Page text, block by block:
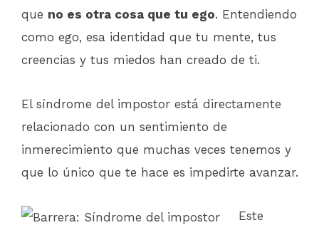
que no es otra cosa que tu ego. Entendiendo
como ego, esa identidad que tu mente, tus
creencias y tus miedos han creado de ti.
El síndrome del impostor está directamente
relacionado con un sentimiento de
inmerecimiento que muchas veces tenemos y
que lo único que te hace es impedirte avanzar.
Este